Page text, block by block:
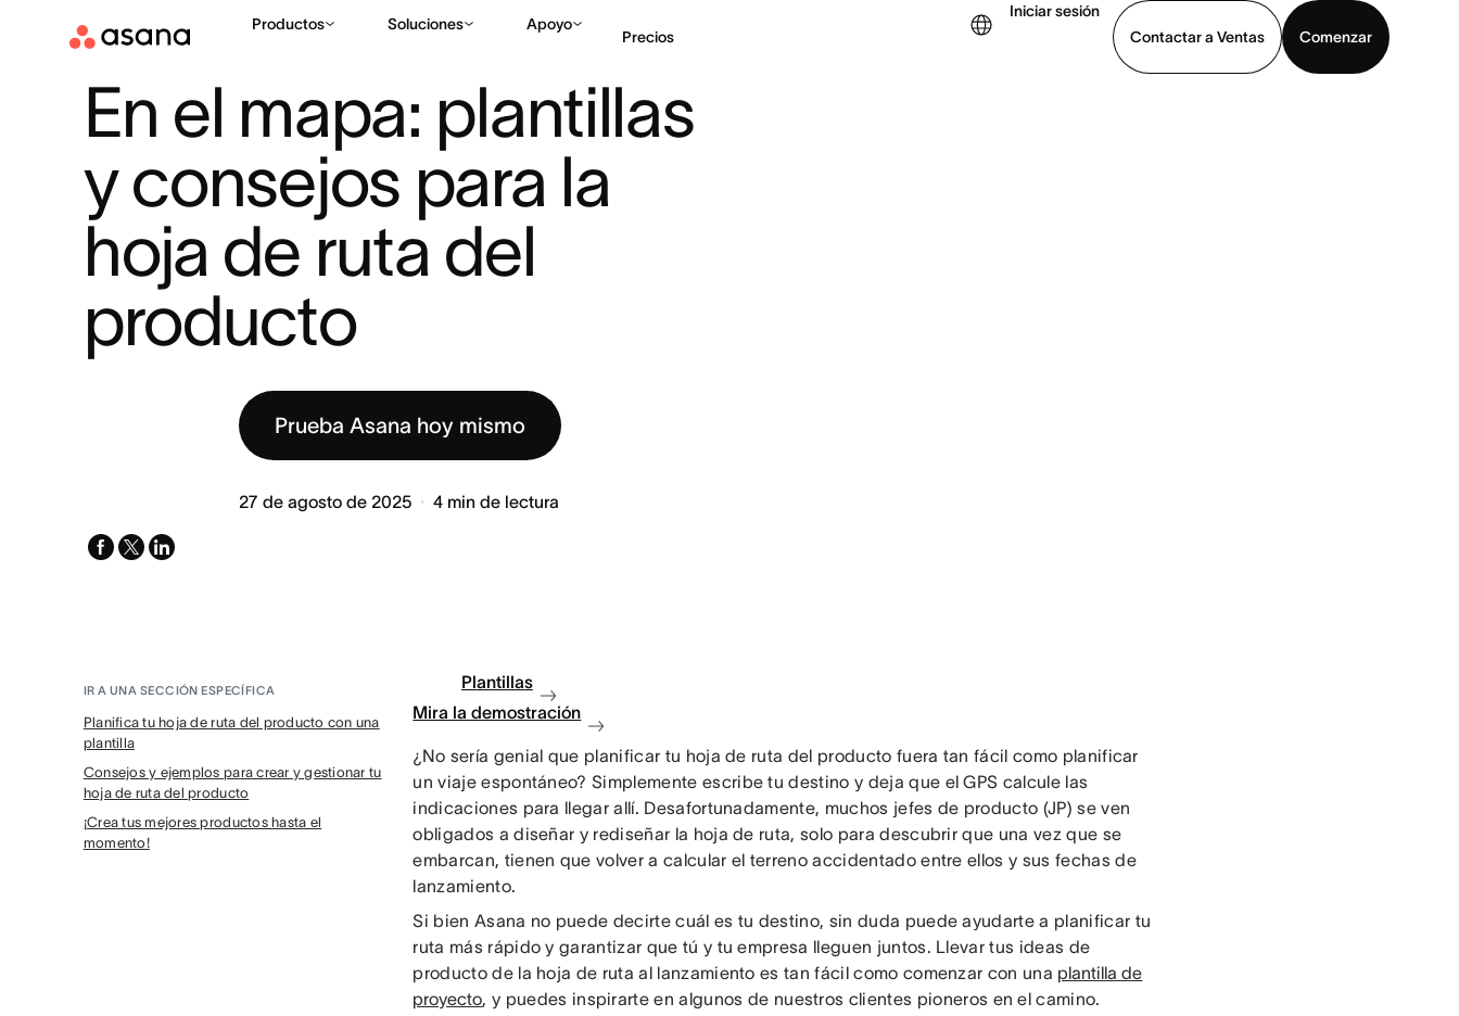
Productos Soluciones Apoyo
Precios
Iniciar sesión
Contactar a Ventas
Comenzar
En el mapa: plantillas
y consejos para la
hoja de ruta del
producto
Prueba Asana hoy mismo
27 de agosto de 2025 4 min de lectura
facebook
x-
linkedin
IR A UNA SECCIÓN ESPECÍFICA
Planifica tu hoja de ruta del producto con una
plantilla
Consejos y ejemplos para crear y gestionar tu
hoja de ruta del producto
¡Crea tus mejores productos hasta el
momento!
Plantillas
Mira la demostración
¿No sería genial que planificar tu hoja de ruta del producto fuera tan fácil como planificar
un viaje espontáneo? Simplemente escribe tu destino y deja que el GPS calcule las
indicaciones para llegar allí. Desafortunadamente, muchos jefes de producto (JP) se ven
obligados a diseñar y rediseñar la hoja de ruta, solo para descubrir que una vez que se
embarcan, tienen que volver a calcular el terreno accidentado entre ellos y sus fechas de
lanzamiento.
Si bien Asana no puede decirte cuál es tu destino, sin duda puede ayudarte a planificar tu
ruta más rápido y garantizar que tú y tu empresa lleguen juntos. Llevar tus ideas de
producto de la hoja de ruta al lanzamiento es tan fácil como comenzar con una plantilla de
proyecto, y puedes inspirarte en algunos de nuestros clientes pioneros en el camino.